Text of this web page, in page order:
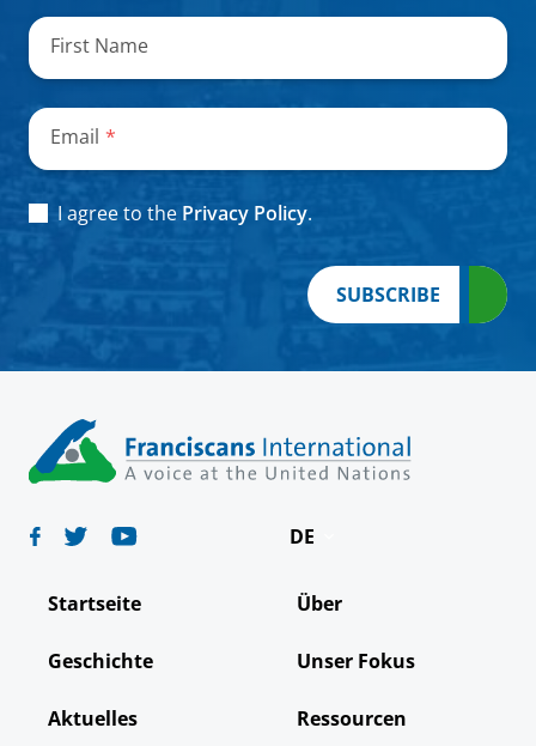
„ *“
zeigt
erforderliche
Felder
an
First Name
Email *
Consent *
I agree to the Privacy Policy.
SUBSCRIBE
DE
English
Italiano
Startseite Über
Geschichte Unser Fokus
Aktuelles Ressourcen